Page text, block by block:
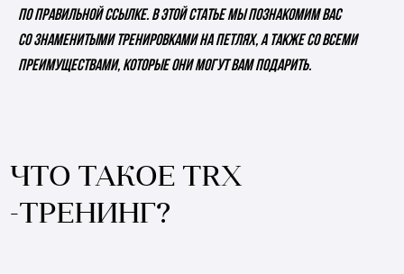
по правильной ссылке. В этой статье мы познакомим вас
со знаменитыми тренировками на петлях, а также со всеми
преимуществами, которые они могут вам подарить.
ЧТО ТАКОЕ TRX
-ТРЕНИНГ?